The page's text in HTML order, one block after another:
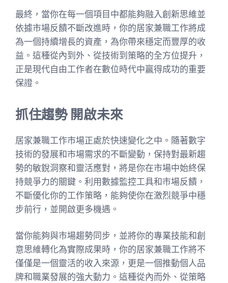
最終，當你在每一個項目中都能夠融入創新思維並
依據市場反饋不斷改進時，你的居家兼職工作將成
為一個持續增長的資產，為你帶來穩定而豐厚的收
益。這種從內到外、從技術到策略的全方位提升，
正是現代自由工作者在數位時代中贏得成功的重要
保證。
抓住趨勢 開啟未來
居家兼職工作市場正處於快速變化之中。隨著數字
技術的發展和市場需求的不斷變動，保持對最新趨
勢的敏銳洞察和靈活應對，將是你在市場中始終保
持競爭力的關鍵。利用數據監控工具和市場反饋，
不斷優化你的工作策略，能夠使你在激烈競爭中穩
步前行，並開啟更多機遇。
當你能夠與市場趨勢同步，並將你的專業技能和創
意思維轉化為實際成果時，你的居家兼職工作將不
僅僅是一個靈活的收入來源，更是一個推動個人品
牌和職業發展的強大動力。這種從內而外、從策略